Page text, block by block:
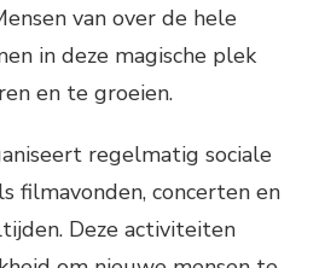
van over de hele
in deze magische plek
en te groeien.
regelmatig sociale
filmavonden, concerten en
Deze activiteiten